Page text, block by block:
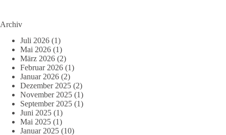
Archiv
Juli 2026 (1)
Mai 2026 (1)
März 2026 (2)
Februar 2026 (1)
Januar 2026 (2)
Dezember 2025 (2)
November 2025 (1)
September 2025 (1)
Juni 2025 (1)
Mai 2025 (1)
Januar 2025 (10)